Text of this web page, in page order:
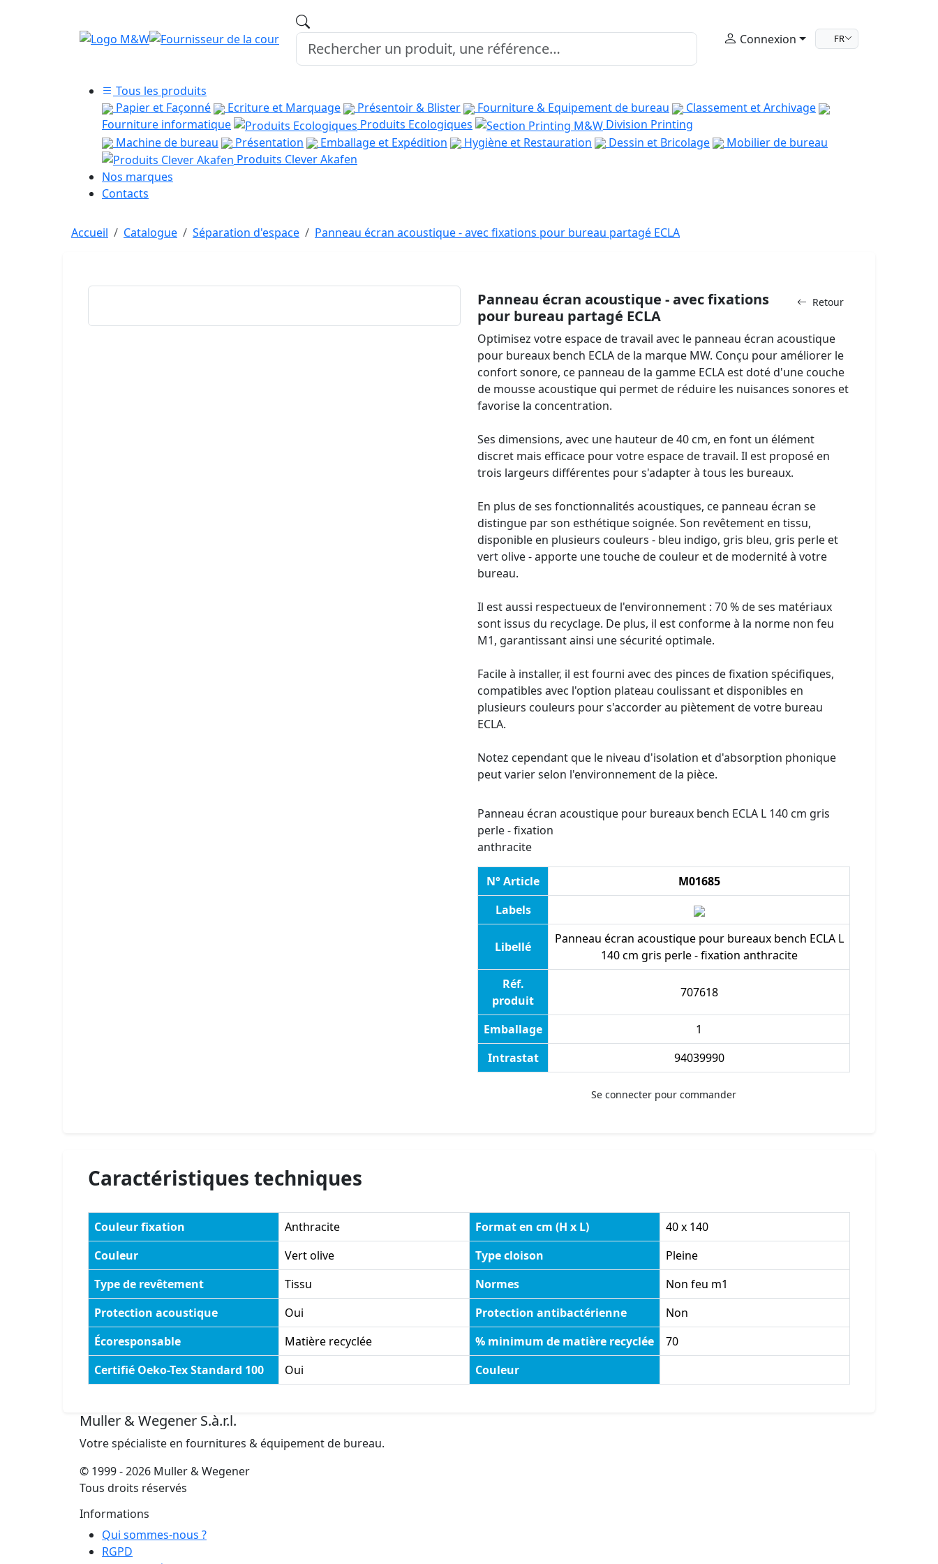
Connexion FR
Tous les produits
Papier et Façonné
Ecriture et Marquage Présentoir & Blister Fourniture & Equipement de bureau
Classement et Archivage
Fourniture informatique
Produits Ecologiques
Division Printing
Machine de bureau
Présentation Emballage et Expédition Hygiène et Restauration Dessin et Bricolage
Mobilier de bureau
Produits Clever Akafen
Nos marques
Contacts
Accueil Catalogue Séparation d'espace Panneau écran acoustique - avec fixations pour bureau partagé ECLA
Retour
Panneau écran acoustique - avec fixations
pour bureau partagé ECLA
Optimisez votre espace de travail avec le panneau écran acoustique
pour bureaux bench ECLA de la marque MW. Conçu pour améliorer le
confort sonore, ce panneau de la gamme ECLA est doté d'une couche
de mousse acoustique qui permet de réduire les nuisances sonores et
favorise la concentration.
Ses dimensions, avec une hauteur de 40 cm, en font un élément
discret mais efficace pour votre espace de travail. Il est proposé en
trois largeurs différentes pour s'adapter à tous les bureaux.
En plus de ses fonctionnalités acoustiques, ce panneau écran se
distingue par son esthétique soignée. Son revêtement en tissu,
disponible en plusieurs couleurs - bleu indigo, gris bleu, gris perle et
vert olive - apporte une touche de couleur et de modernité à votre
bureau.
Il est aussi respectueux de l'environnement : 70 % de ses matériaux
sont issus du recyclage. De plus, il est conforme à la norme non feu
M1, garantissant ainsi une sécurité optimale.
Facile à installer, il est fourni avec des pinces de fixation spécifiques,
compatibles avec l'option plateau coulissant et disponibles en
plusieurs couleurs pour s'accorder au piètement de votre bureau
ECLA.
Notez cependant que le niveau d'isolation et d'absorption phonique
peut varier selon l'environnement de la pièce.
Panneau écran acoustique pour bureaux bench ECLA L 140 cm gris
perle - fixation
anthracite
N° Article
M01685
Labels
Libellé
Panneau écran acoustique pour bureaux bench ECLA L
140 cm gris perle - fixation anthracite
Réf.
produit
707618
Emballage
1
Intrastat
94039990
Se connecter pour commander
Caractéristiques techniques
Couleur fixation Anthracite Format en cm (H x L)
40 x 140
Couleur
Vert olive Type cloison
Pleine
Type de revêtement
Tissu Normes
Non feu m1
Protection acoustique
Oui Protection antibactérienne
Non
Écoresponsable
Matière recyclée % minimum de matière recyclée
70
Certifié Oeko-Tex Standard 100
Oui Couleur
Muller & Wegener S.à.r.l.
Votre spécialiste en fournitures & équipement de bureau.
© 1999 - 2026 Muller & Wegener
Tous droits réservés
Informations
Qui sommes-nous ?
RGPD